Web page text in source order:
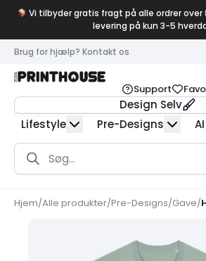
Vi tilbyder gratis fragt på alle ordrer over
levering på kun 3-5
Brug for hjælp? Kontakt os
Support
Design Selv
Lifestyle
Pre-Designs
Products
search
Hjem/Alle produkter/Pre-Designs/Gave/